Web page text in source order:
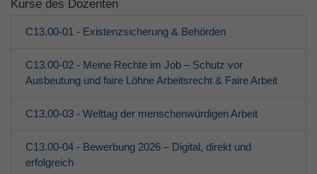
Kurse des Dozenten
C13.00-01 - Existenzsicherung & Behörden
C13.00-02 - Meine Rechte im Job – Schutz vor
Ausbeutung und faire Löhne Arbeitsrecht & Faire Arbeit
C13.00-03 - Welttag der menschenwürdigen Arbeit
C13.00-04 - Bewerbung 2026 – Digital, direkt und
erfolgreich